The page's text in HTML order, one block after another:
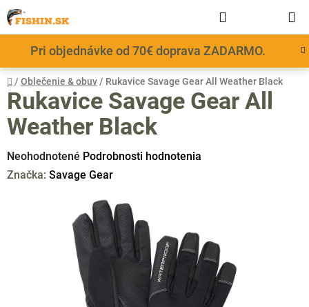
Prejsť
na
obsah
Pri objednávke od 70€ doprava ZADARMO.
KOŠÍK
Domov
/ Oblečenie & obuv / Rukavice Savage Gear All Weather Black
Rukavice Savage Gear All
Weather Black
Priemerné
hodnotenie
Neohodnotené Podrobnosti hodnotenia
Značka: Savage Gear